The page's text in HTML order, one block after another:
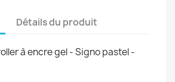
Détails du produit
à encre gel - Signo pastel -